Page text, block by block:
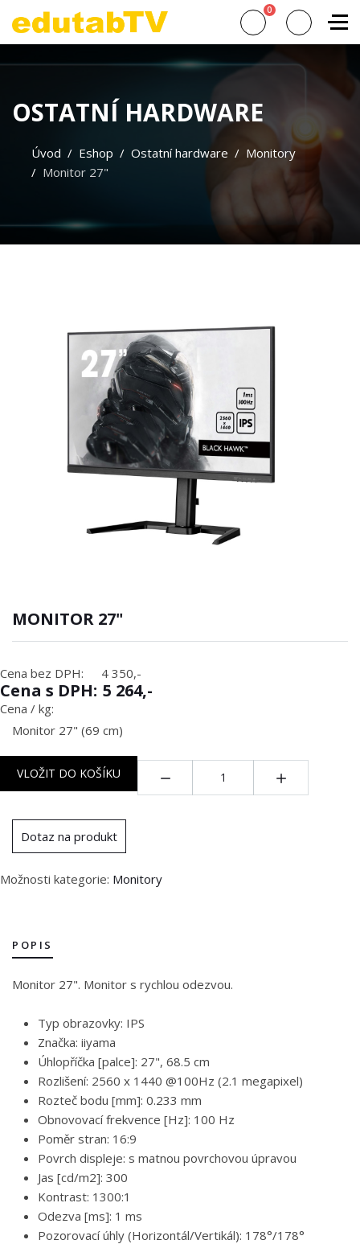
0
OSTATNÍ HARDWARE
Úvod Eshop Ostatní hardware
Monitory
Monitor 27"
MONITOR 27"
Cena bez DPH: 4 350,-
Cena s DPH: 5 264,-
Cena / kg:
Monitor 27" (69 cm)
VLOŽIT DO KOŠÍKU
Dotaz na produkt
Možnosti kategorie: Monitory
POPIS
Monitor 27". Monitor s rychlou odezvou.
Typ obrazovky: IPS
Značka: iiyama
Úhlopříčka [palce]: 27", 68.5 cm
Rozlišení: 2560 x 1440 @100Hz (2.1 megapixel)
Rozteč bodu [mm]: 0.233 mm
Obnovovací frekvence [Hz]: 100 Hz
Poměr stran: 16:9
Povrch displeje: s matnou povrchovou úpravou
Jas [cd/m2]: 300
Kontrast: 1300:1
Odezva [ms]: 1 ms
Pozorovací úhly (Horizontál/Vertikál): 178°/178°